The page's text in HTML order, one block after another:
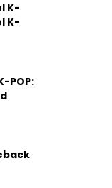
K-
K-
POP: